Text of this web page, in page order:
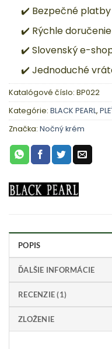
✔️ Bezpečné platby
✔️ Rýchle
✔️ Slovenský e-
✔️ Jednoduché
Katalógové číslo: BP022
Kategórie: BLACK PEARL,
Značka: Nočný krém
POPIS
ĎALŠIE INFORMÁCIE
RECENZIE (1)
ZLOŽENIE